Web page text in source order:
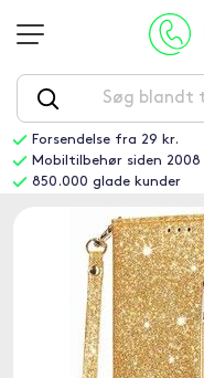
Forsendelse fra 29 kr.
Mobiltilbehør siden 2008
850.000 glade kunder